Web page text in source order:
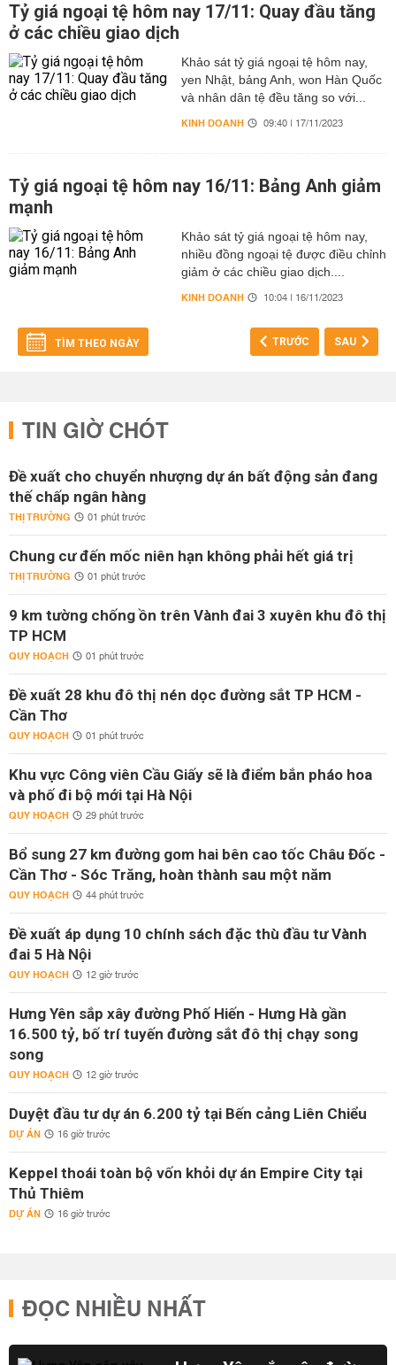
Tỷ giá ngoại tệ hôm nay 17/11: Quay đầu tăng
ở các chiều giao dịch
Khảo sát tỷ giá ngoại tệ hôm nay,
yen Nhật, bảng Anh, won Hàn Quốc
và nhân dân tệ đều tăng so với...
KINH DOANH 09:40 | 17/11/2023
Tỷ giá ngoại tệ hôm nay 16/11: Bảng Anh giảm
mạnh
Khảo sát tỷ giá ngoại tệ hôm nay,
nhiều đồng ngoại tệ được điều chỉnh
giảm ở các chiều giao dịch....
KINH DOANH 10:04 | 16/11/2023
TÌM THEO NGÀY TRƯỚC SAU
TIN GIỜ CHÓT
Đề xuất cho chuyển nhượng dự án bất động sản đang
thế chấp ngân hàng
THỊ TRƯỜNG 01 phút trước
Chung cư đến mốc niên hạn không phải hết giá trị
THỊ TRƯỜNG 01 phút trước
9 km tường chống ồn trên Vành đai 3 xuyên khu đô thị
TP HCM
QUY HOẠCH 01 phút trước
Đề xuất 28 khu đô thị nén dọc đường sắt TP HCM -
Cần Thơ
QUY HOẠCH 01 phút trước
Khu vực Công viên Cầu Giấy sẽ là điểm bắn pháo hoa
và phố đi bộ mới tại Hà Nội
QUY HOẠCH 29 phút trước
Bổ sung 27 km đường gom hai bên cao tốc Châu Đốc -
Cần Thơ - Sóc Trăng, hoàn thành sau một năm
QUY HOẠCH 44 phút trước
Đề xuất áp dụng 10 chính sách đặc thù đầu tư Vành
đai 5 Hà Nội
QUY HOẠCH 12 giờ trước
Hưng Yên sắp xây đường Phố Hiến - Hưng Hà gần
16.500 tỷ, bố trí tuyến đường sắt đô thị chạy song
song
QUY HOẠCH 12 giờ trước
Duyệt đầu tư dự án 6.200 tỷ tại Bến cảng Liên Chiểu
DỰ ÁN 16 giờ trước
Keppel thoái toàn bộ vốn khỏi dự án Empire City tại
Thủ Thiêm
DỰ ÁN 16 giờ trước
ĐỌC NHIỀU NHẤT